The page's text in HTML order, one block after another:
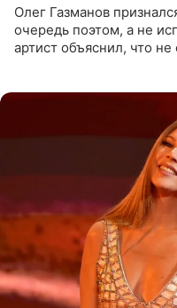
Олег Газманов
очередь поэтом, а не
артист объяснил, что